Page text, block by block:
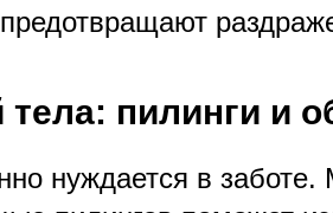
тела: пилинги и
нуждается в